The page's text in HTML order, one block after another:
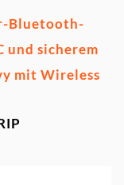
Bluetooth-
und sicherem
mit Wireless